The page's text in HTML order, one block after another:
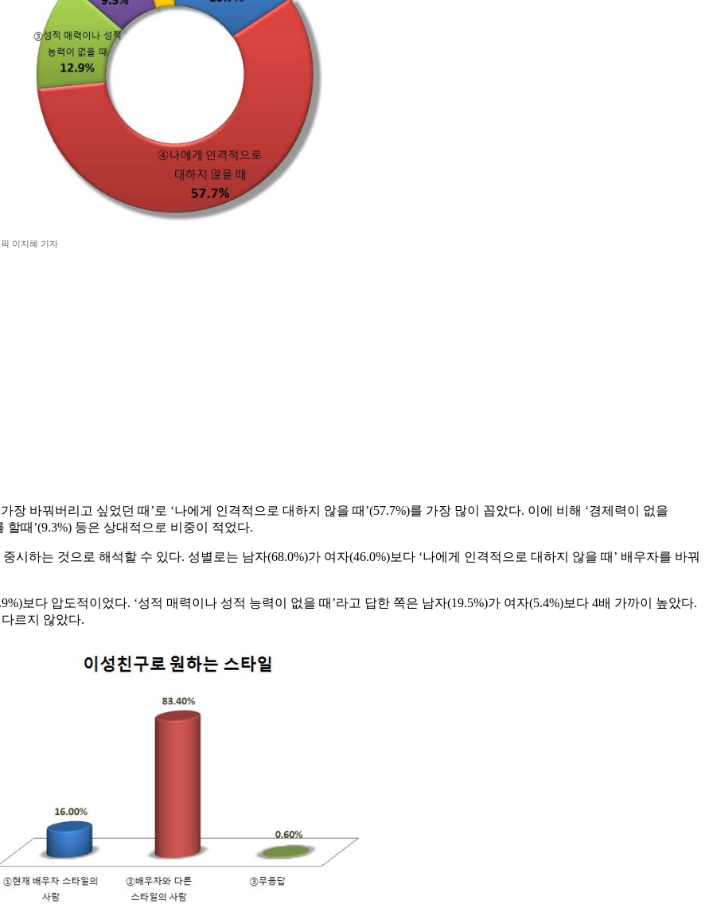
이지혜 기자
장 바꿔버리고 싶었던 때’로 ‘나에게 인격적으로 대하지 않을 때’(57.7%)를 가장 많이 꼽았다. 이에 비해 ‘경제력이 없을
할때’(9.3%) 등은 상대적으로 비중이 적었다.
시하는 것으로 해석할 수 있다. 성별로는 남자(68.0%)가 여자(46.0%)보다 ‘나에게 인격적으로 대하지 않을 때’ 배우자를 바꿔
보다 압도적이었다. ‘성적 매력이나 성적 능력이 없을 때’라고 답한 쪽은 남자(19.5%)가 여자(5.4%)보다 4배 가까이 높았다.
르지 않았다.